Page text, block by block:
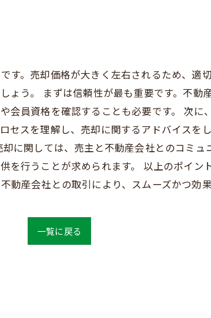
す。売却価格が大きく左右されるため、適
ょう。 まずは信頼性が最も重要です。不動
員資格を確認することも必要です。 次に
セスを理解し、売却に関するアドバイスを
に関しては、売主と不動産会社とのコミ
を行うことが求められます。 以上のポイン
産会社との取引により、スムーズかつ効
一覧に戻る